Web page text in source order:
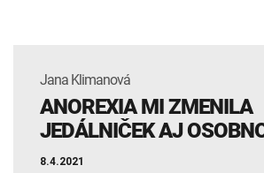
Jana Klimanová
ANOREXIA MI ZMENILA
JEDÁLNIČEK AJ
8.4.2021